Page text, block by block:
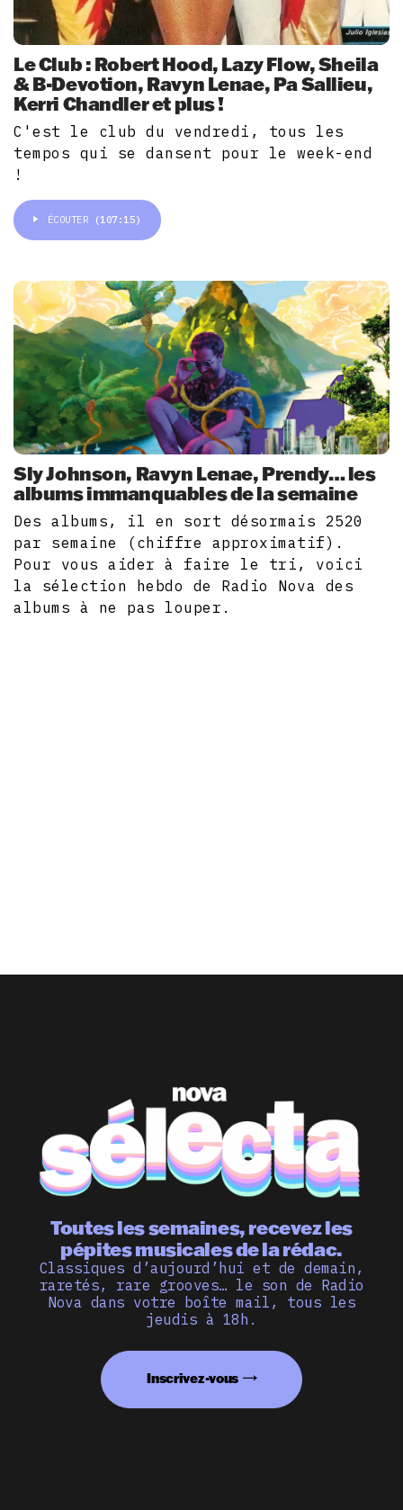
Le Club : Robert Hood, Lazy Flow, Sheila
& B-Devotion, Ravyn Lenae, Pa Sallieu,
Kerri Chandler et plus !
C'est le club du vendredi, tous les
tempos qui se dansent pour le week-end
!
ÉCOUTER (107:15)
Sly Johnson, Ravyn Lenae, Prendy… les
albums immanquables de la semaine
Des albums, il en sort désormais 2520
par semaine (chiffre approximatif).
Pour vous aider à faire le tri, voici
la sélection hebdo de Radio Nova des
albums à ne pas louper.
Toutes les semaines, recevez les
pépites musicales de la rédac.
Classiques d’aujourd’hui et de demain,
raretés, rare grooves… le son de Radio
Nova dans votre boîte mail, tous les
jeudis à 18h.
Inscrivez-vous